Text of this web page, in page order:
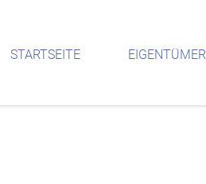
STARTSEITE EIGENTÜMER